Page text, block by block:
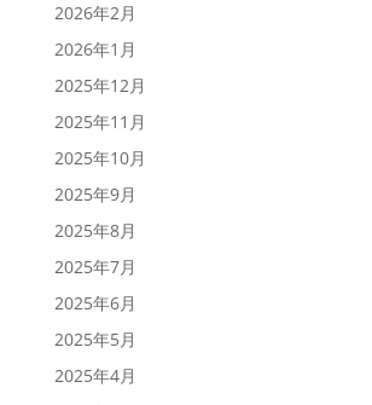
2026年2月
2026年1月
2025年12月
2025年11月
2025年10月
2025年9月
2025年8月
2025年7月
2025年6月
2025年5月
2025年4月